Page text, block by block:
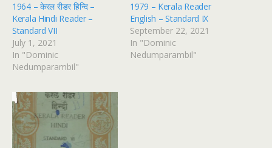
1964 – केरल रीडर हिन्दि –
Kerala Hindi Reader –
Standard VII
July 1, 2021
In "Dominic
Nedumparambil"
1979 – Kerala Reader
English – Standard IX
September 22, 2021
In "Dominic
Nedumparambil"